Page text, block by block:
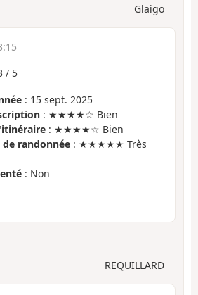
Glaigo
/ 5
: 15 sept. 2025
: ★★★★☆ Bien
: ★★★★☆ Bien
randonnée : ★★★★★ Très
: Non
REQUILLARD